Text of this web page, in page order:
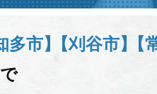
多市】 【刈谷市】 【